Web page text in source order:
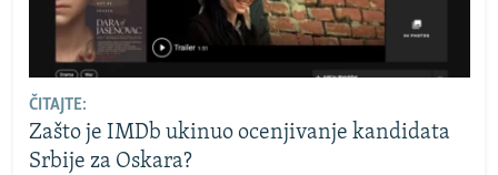
ČITAJTE:
Zašto je IMDb ukinuo ocenjivanje kandidata
Srbije za Oskara?